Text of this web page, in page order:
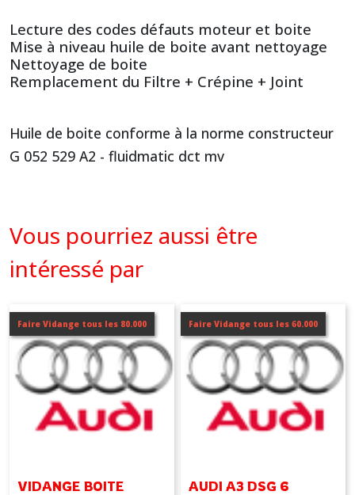
Lecture des codes défauts moteur et boite
Mise à niveau huile de boite avant nettoyage
Nettoyage de boite
Remplacement du Filtre + Crépine + Joint
Huile de boite conforme à la norme constructeur
G 052 529 A2 - fluidmatic dct mv
Vous pourriez aussi être
intéressé par
Faire Vidange tous les 80.000
VIDANGE BOITE
Faire Vidange tous les 60.000
AUDI A3 DSG 6